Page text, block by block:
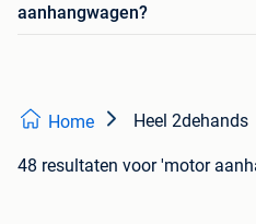
aanhangwagen?
Home Heel 2dehands
48 resultaten voor 'motor